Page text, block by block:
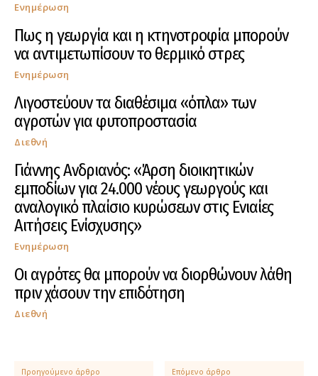
Ενημέρωση
Πως η γεωργία και η κτηνοτροφία μπορούν
να αντιμετωπίσουν το θερμικό στρες
Ενημέρωση
Λιγοστεύουν τα διαθέσιμα «όπλα» των
αγροτών για φυτοπροστασία
Διεθνή
Γιάννης Ανδριανός: «Άρση διοικητικών
εμποδίων για 24.000 νέους γεωργούς και
αναλογικό πλαίσιο κυρώσεων στις Ενιαίες
Αιτήσεις Ενίσχυσης»
Ενημέρωση
Οι αγρότες θα μπορούν να διορθώνουν λάθη
πριν χάσουν την επιδότηση
Διεθνή
Προηγούμενο άρθρο
Επόμενο άρθρο